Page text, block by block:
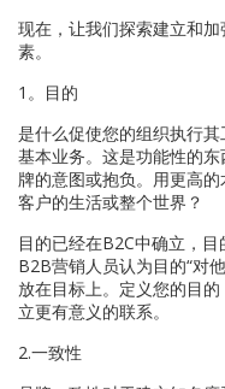
现在，让我们探索建立和
素。
1。目的
是什么促使您的组织执行
基本业务。这是功能性的
牌的意图或抱负。用更高
客户的生活或整个世界？
目的已经在B2C中确立，
B2B营销人员认为目的“对
放在目标上。定义您的目
立更有意义的联系。
2.一致性